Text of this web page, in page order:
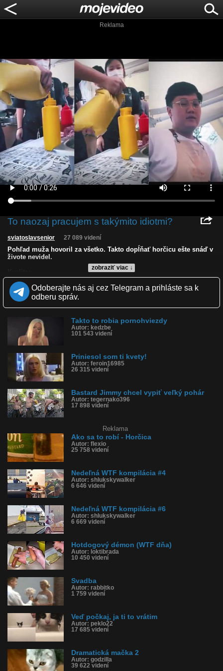
Reklama
To naozaj pracujem s takýmito idiotmi?
zobraziť viac ↓
sviatoslavsenior 27 089 videní
Pohľad muža hovoril za všetko. Takto dopĺňať horčicu ešte snáď v
živote nevidel.
Zverejnené: 28.12.2023 14:11
Páči sa: 83% (52 hlasov)
Obľúbené: 17
Komentárov: 54
Kategória: zábavné
Tagy: wtf, horčica, horčicu, pohľad, idioti, mozgoví atléti, mozgový
atlét, uzáver
História sledovanosti videa:
Odoberajte nás aj cez Telegram a prihláste sa k
odberu správ.
Takto to robia pornohviezdy
Autor: kedzbe
101 543 videní
Priniesol som ti kvety!
Autor: feroin16985
26 315 videní
Bastard Jimmy chcel vypiť veľký pohár
Autor: tegernako396
17 898 videní
Reklama
Ako sa to robí - Horčica
Autor: flexio
25 758 videní
Nedeľná WTF kompilácia #4
Autor: shlukskywalker
6 646 videní
Nedeľná WTF kompilácia #6
Autor: shlukskywalker
6 669 videní
Hotdogový démon (WTF dňa)
Autor: loktibrada
10 450 videní
Svadba
Autor: rabbitko
1 759 videní
Veď počkaj, ja ti to vrátim
Autor: peklo22
17 685 videní
Dramatická mačka 2
Autor: godzilla
39 622 videní